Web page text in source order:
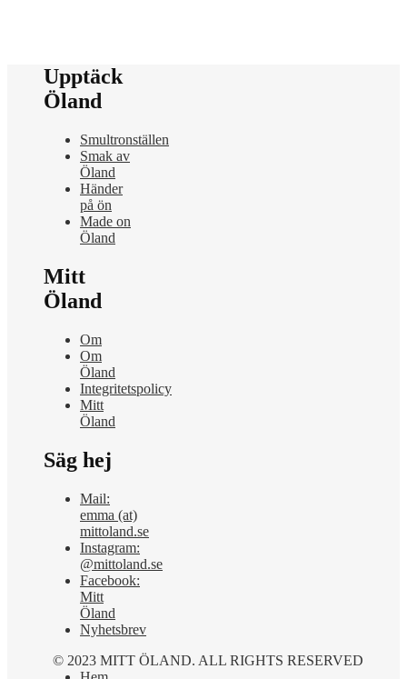
Upptäck
Öland
Smultronställen
Smak av
Öland
Händer
på ön
Made on
Öland
Mitt
Öland
Om
Om
Öland
Integritetspolicy
Mitt
Öland
Säg hej
Mail:
emma (at)
mittoland.se
Instagram:
@mittoland.se
Facebook:
Mitt
Öland
Nyhetsbrev
© 2023 MITT ÖLAND. ALL RIGHTS RESERVED